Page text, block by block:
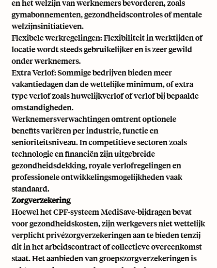
en het welzijn van werknemers bevorderen, zoals
gymabonnementen, gezondheidscontroles of mentale
welzijnsinitiatieven.
Flexibele werkregelingen: Flexibiliteit in werktijden of
locatie wordt steeds gebruikelijker en is zeer gewild
onder werknemers.
Extra Verlof: Sommige bedrijven bieden meer
vakantiedagen dan de wettelijke minimum, of extra
type verlof zoals huwelijkverlof of verlof bij bepaalde
omstandigheden.
Werknemersverwachtingen omtrent optionele
benefits variëren per industrie, functie en
senioriteitsniveau. In competitieve sectoren zoals
technologie en financiën zijn uitgebreide
gezondheidsdekking, royale verlofregelingen en
professionele ontwikkelingsmogelijkheden vaak
standaard.
Zorgverzekering
Hoewel het CPF-systeem MediSave-bijdragen bevat
voor gezondheidskosten, zijn werkgevers niet wettelijk
verplicht privézorgverzekeringen aan te bieden tenzij
dit in het arbeidscontract of collectieve overeenkomst
staat. Het aanbieden van groepszorgverzekeringen is